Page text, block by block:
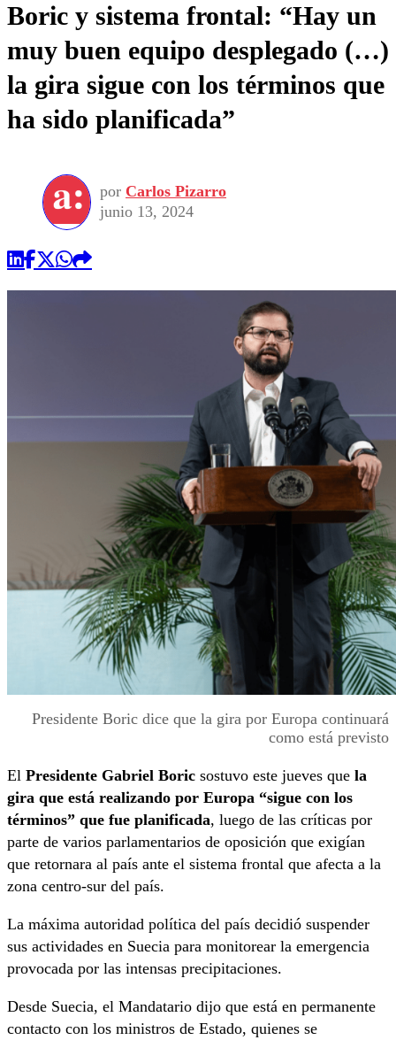
Boric y sistema frontal: “Hay un
muy buen equipo desplegado (…)
la gira sigue con los términos que
ha sido planificada”
por Carlos Pizarro
junio 13, 2024
Presidente Boric dice que la gira por Europa continuará
como está previsto
El Presidente Gabriel Boric sostuvo este jueves que la
gira que está realizando por Europa “sigue con los
términos” que fue planificada, luego de las críticas por
parte de varios parlamentarios de oposición que exigían
que retornara al país ante el sistema frontal que afecta a la
zona centro-sur del país.
La máxima autoridad política del país decidió suspender
sus actividades en Suecia para monitorear la emergencia
provocada por las intensas precipitaciones.
Desde Suecia, el Mandatario dijo que está en permanente
contacto con los ministros de Estado, quienes se